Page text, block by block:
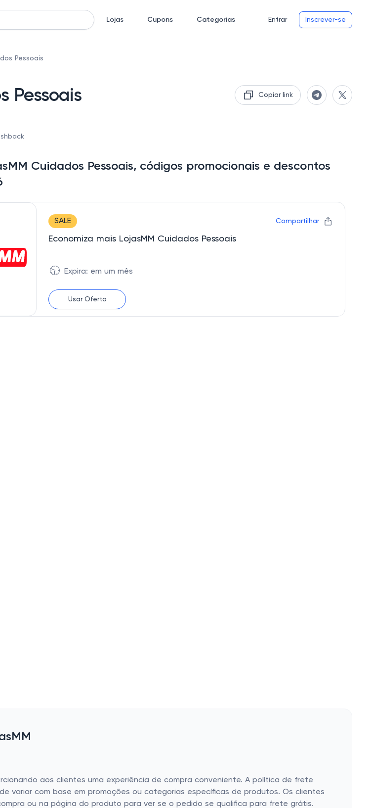
Lojas Cupons Categorias Entrar Inscrever-se
Pessoais
Pessoais Copiar link
Cuidados Pessoais, códigos promocionais e descontos
SALE Compartilhar
Economiza mais LojasMM Cuidados Pessoais
🕥 Expira: em um mês
Usar Oferta
aos clientes uma experiência de compra conveniente. A política de frete
variar com base em promoções ou categorias específicas de produtos. Os clientes
ou na página do produto para ver se o pedido se qualifica para frete grátis.